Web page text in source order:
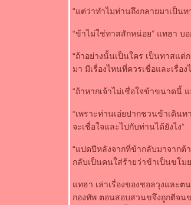
“แต่ว่าทำไมท่านถึงกลายมาเป็นท
“ข้าไม่ใช่ทาสสักหน่อย” แทฮา บ
“ถ้าอย่างนั้นเป็นใคร เป็นทาสแ
มา มีเรื่องไหนที่ควรเชื่อและเรื่อง
“ถ้าหากเจ้าไม่เชื่อใจข้าขนาดนี้
“เพราะท่านเอ่ยปากชวนข้าเดิน
จะเชื่อใจและไปกับท่านได้ยังไง”
“แปดปีหลังจากที่ข้ากลับมาจากต้
กลับเป็นคนใส่ร้ายว่าข้าเป็นขโมย
ทฮา เล่าเรื่องของชอลวุงและต
กองทัพ ตอนสอบสวนขจึงถูกตีจน